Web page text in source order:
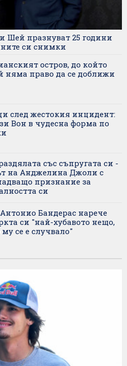
Шей празнуват 25 години
си снимки
остров, до който
няма право да се доближи
след жестокия инцидент:
Вон в чудесна форма по
със съпругата си -
на Анджелина Джоли с
признание за
си
Бандерас нарече
си "най-хубавото нещо,
му се е случвало"